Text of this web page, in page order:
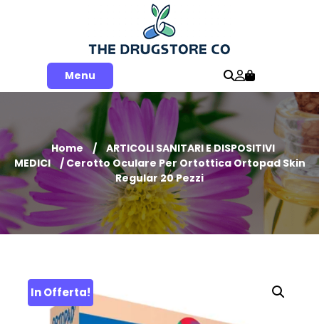
Menu
Home / ARTICOLI SANITARI E DISPOSITIVI
MEDICI
/ Cerotto Oculare Per Ortottica Ortopad Skin
Regular 20 Pezzi
In Offerta!